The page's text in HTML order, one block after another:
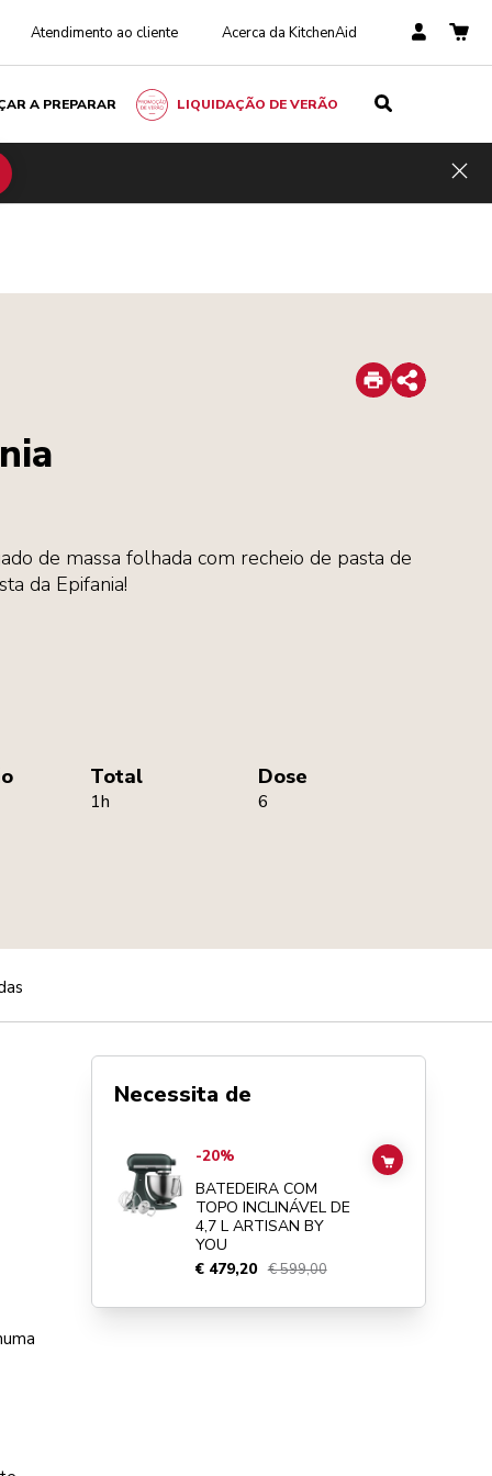
Atendimento ao cliente Acerca da KitchenAid
A PREPARAR LIQUIDAÇÃO DE VERÃO
Print
Share
de massa folhada com recheio de pasta de
da Epifania!
Total
1h
Dose
6
Necessita de
Go toBATEDEIRA COM TOPO INCLINÁVEL DE 4,7 L
-20%
BATEDEIRA COM
TOPO INCLINÁVEL DE
4,7 L ARTISAN BY
YOU
€ 479,20 € 599,00
ADD TO CART